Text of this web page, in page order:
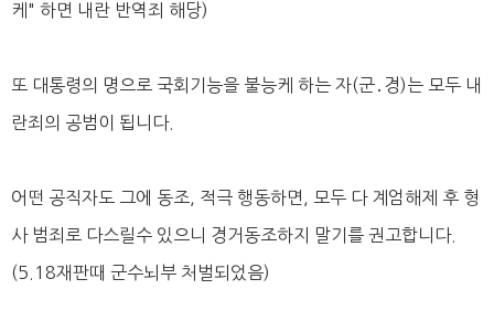
케" 하면 내란 반역죄 해당)
또 대통령의 명으로 국회기능을 불능케 하는 자(군․경)는 모두 내
란죄의 공범이 됩니다.
어떤 공직자도 그에 동조, 적극 행동하면, 모두 다 계엄해제 후 형
사 범죄로 다스릴수 있으니 경거동조하지 말기를 권고합니다.
(5.18재판때 군수뇌부 처벌되었음)